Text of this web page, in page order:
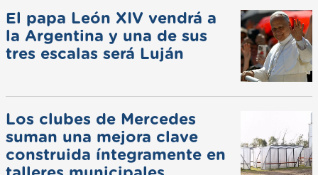
El papa León XIV vendrá a
la Argentina y una de sus
tres escalas será Luján
Los clubes de Mercedes
suman una mejora clave
construida íntegramente en